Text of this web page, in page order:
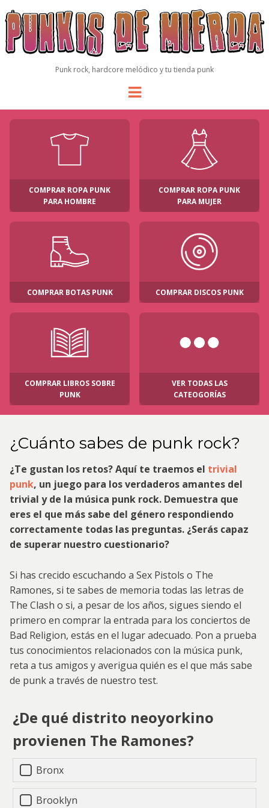
Punk rock, hardcore melódico y tu tienda punk
Menu
COMPRAR ROPA PUNK
PARA HOMBRE
COMPRAR ROPA PUNK
PARA MUJER
COMPRAR BOTAS PUNK COMPRAR DISCOS PUNK
COMPRAR LIBROS SOBRE
PUNK
VER TODAS LAS
CATEOGORÍAS
¿Cuánto sabes de punk rock?
¿Te gustan los retos? Aquí te traemos el trivial
punk, un juego para los verdaderos amantes del
trivial y de la música punk rock. Demuestra que
eres el que más sabe del género respondiendo
correctamente todas las preguntas. ¿Serás capaz
de superar nuestro cuestionario?
Si has crecido escuchando a Sex Pistols o The
Ramones, si te sabes de memoria todas las letras de
The Clash o si, a pesar de los años, sigues siendo el
primero en comprar la entrada para los conciertos de
Bad Religion, estás en el lugar adecuado. Pon a prueba
tus conocimientos relacionados con la música punk,
reta a tus amigos y averigua quién es el que más sabe
de punk a través de nuestro test.
¿De qué distrito neoyorkino
provienen The Ramones?
Bronx
Brooklyn